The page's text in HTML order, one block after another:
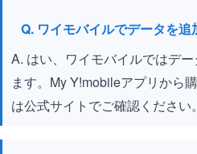
Q. ワイモバイルでデータを追
A. はい、ワイモバイルではデ
ます。My Y!mobileアプリから
は公式サイトでご確認ください。